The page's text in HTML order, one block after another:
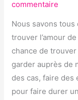
commentaire
Nous savons
trouver l’amour
chance de
garder auprès de
des cas, faire des
pour faire durer
SORT
RAPIDE,
PUISSANT
ET
EFFICACE